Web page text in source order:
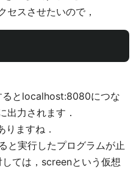
スさせたいので，
るとlocalhost:8080につな
出力されます．
ますね．
と実行したプログラムが止
ては，screenという仮想